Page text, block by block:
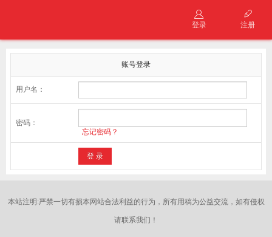
登录 注册
账号登录
用户名：
密码：
忘记密码？
本站注明:严禁一切有损本网站合法利益的行为，所有用稿为公益交流，如有侵权
请联系我们！